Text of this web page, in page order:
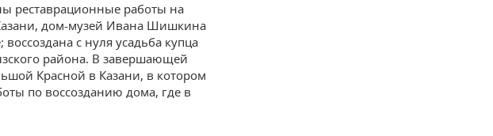
реставрационные работы на
дом-музей Ивана Шишкина
с нуля усадьба купца
района. В завершающей
Красной в Казани, в котором
по воссозданию дома, где в